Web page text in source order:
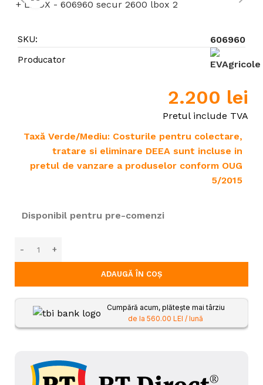
SKU: 606960
Producator
2.200 lei
Pretul include TVA
Taxă Verde/Mediu: Costurile pentru colectare,
tratare si eliminare DEEA sunt incluse in
pretul de vanzare a produselor conform OUG
5/2015
Disponibil pentru pre-comenzi
ADAUGĂ ÎN COȘ
Cumpără acum, plătește mai târziu
de la 560.00 LEI / lună